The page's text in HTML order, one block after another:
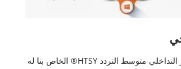
جهاز العلاج بالتيار التداخلي متوسط ​​التردد HTSY® الخاص بنا له